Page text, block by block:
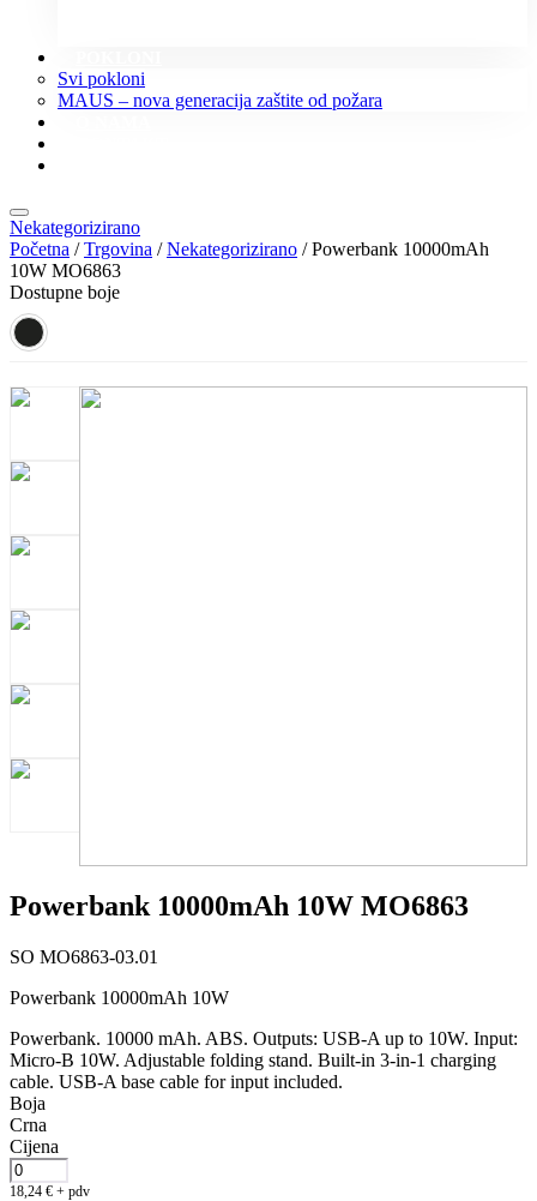
Svi pokloni
MAUS – nova generacija zaštite od požara
Nekategorizirano
Početna /Trgovina /Nekategorizirano / Powerbank 10000mAh
10W MO6863
Dostupne boje
Powerbank 10000mAh 10W MO6863
SO MO6863-03.01
Powerbank 10000mAh 10W
Powerbank. 10000 mAh. ABS. Outputs: USB-A up to 10W. Input:
Micro-B 10W. Adjustable folding stand. Built-in 3-in-1 charging
cable. USB-A base cable for input included.
Boja
Crna
Cijena
18,24 € + pdv